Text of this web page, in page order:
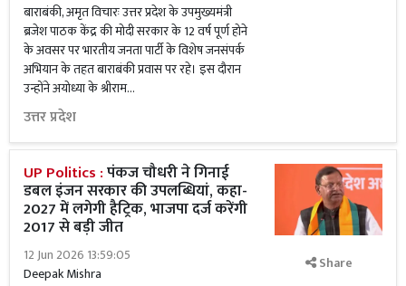
बाराबंकी, अमृत विचारः उत्तर प्रदेश के उपमुख्यमंत्री
ब्रजेश पाठक केंद्र की मोदी सरकार के 12 वर्ष पूर्ण होने
के अवसर पर भारतीय जनता पार्टी के विशेष जनसंपर्क
अभियान के तहत बाराबंकी प्रवास पर रहे। इस दौरान
उन्होंने अयोध्या के श्रीराम...
उत्तर प्रदेश
UP Politics :पंकज चौधरी ने गिनाई
डबल इंजन सरकार की उपलब्धियां, कहा-
2027 में लगेगी हैट्रिक, भाजपा दर्ज करेंगी
2017 से बड़ी जीत
12 Jun 2026 13:59:05
Deepak Mishra
Share